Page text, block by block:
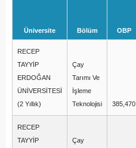
Üniversite Bölüm OBP
RECEP
TAYYİP
ERDOĞAN
ÜNİVERSİTESİ
(2 Yıllık)
Çay
Tarımı Ve
İşleme
Teknolojisi
385,470
RECEP
TAYYİP
Çay